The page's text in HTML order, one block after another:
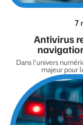
7
Antivirus
Dans l'univers
majeur pour